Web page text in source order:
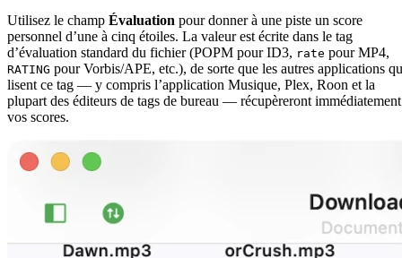
Utilisez le champ Évaluation pour donner à une piste un score
personnel d’une à cinq étoiles. La valeur est écrite dans le tag
d’évaluation standard du fichier (POPM pour ID3, rate pour MP4,
RATING pour Vorbis/APE, etc.), de sorte que les autres applications
lisent ce tag — y compris l’application Musique, Plex, Roon et la
plupart des éditeurs de tags de bureau — récupèreront immédiatement
vos scores.